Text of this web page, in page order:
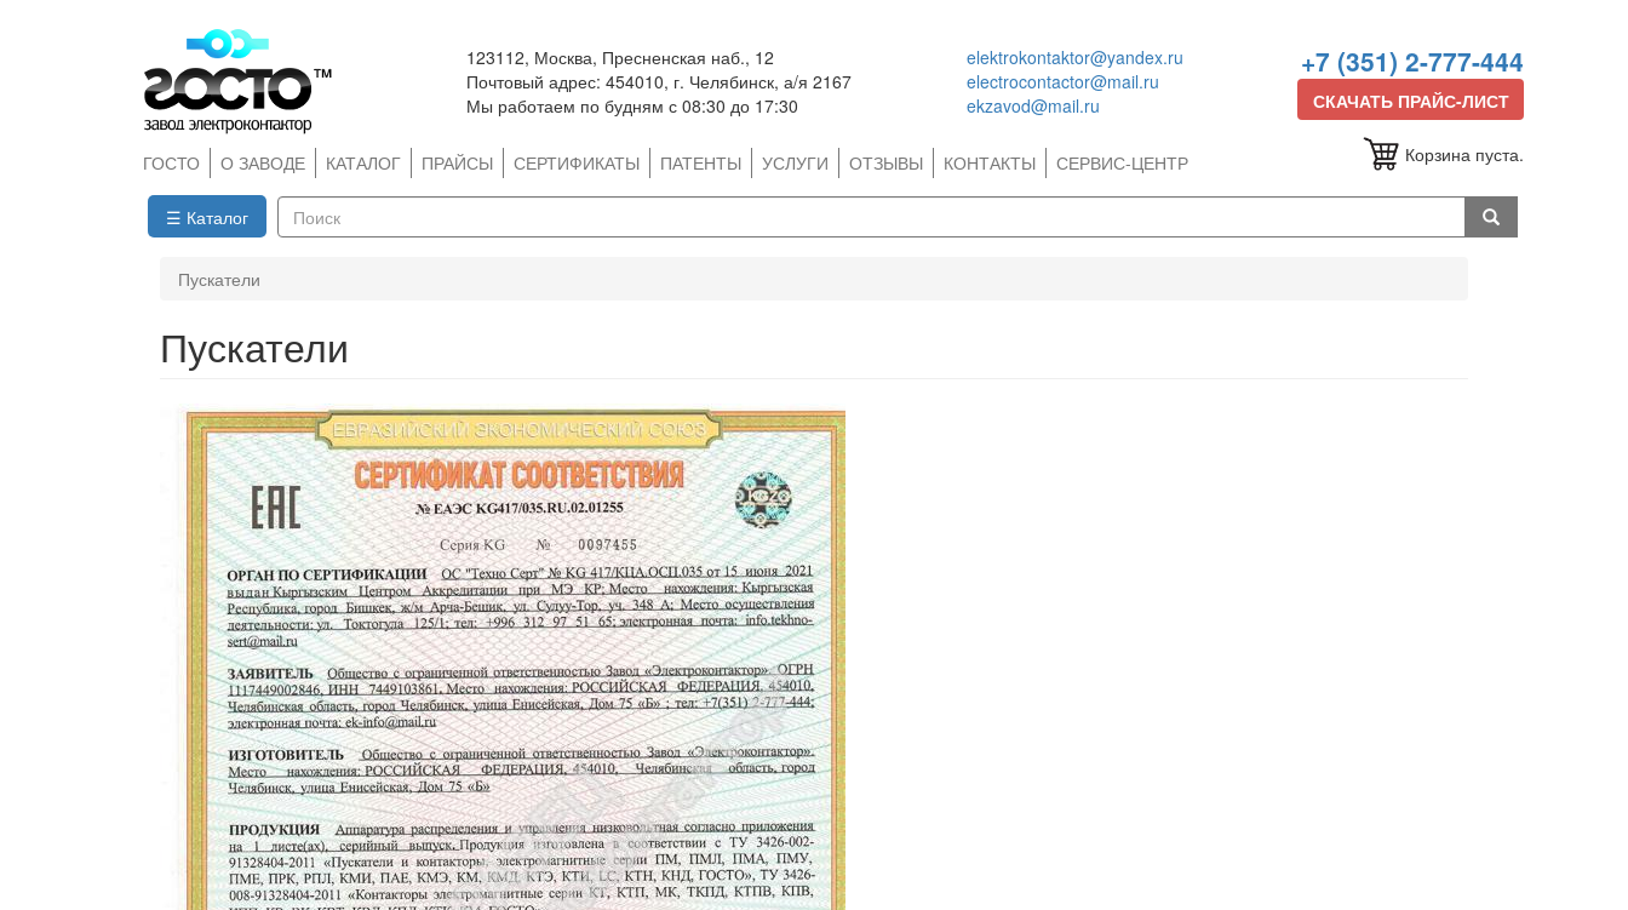
123112, Москва, Пресненская наб., 12
Почтовый адрес: 454010, г. Челябинск, а/я 2167
Мы работаем по будням с 08:30 до 17:30
elektrokontaktor@yandex.ru
electrocontactor@mail.ru
ekzavod@mail.ru
+7 (351) 2-777-444
СКАЧАТЬ ПРАЙС-ЛИСТ
ГОСТО О ЗАВОДЕ КАТАЛОГ ПРАЙСЫ СЕРТИФИКАТЫ ПАТЕНТЫ УСЛУГИ ОТЗЫВЫ КОНТАКТЫ СЕРВИС-ЦЕНТР Корзина пуста.
☰ Каталог
Пускатели
Пускатели